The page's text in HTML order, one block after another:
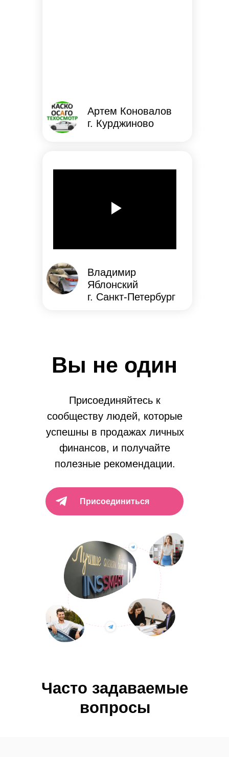
Владимир
Яблонский
г. Санкт-Петербург
Артем Коновалов
г. Курджиново
Вы не один
Присоединяйтесь к
сообществу людей, которые
успешны в продажах личных
финансов, и получайте
полезные рекомендации.
Присоединиться
Часто задаваемые
вопросы